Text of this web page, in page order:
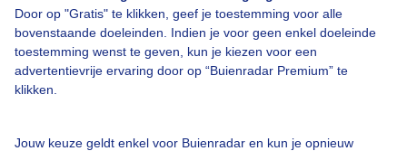
Door op "Gratis" te klikken, geef je toestemming voor alle
bovenstaande doeleinden. Indien je voor geen enkel doeleinde
toestemming wenst te geven, kun je kiezen voor een
advertentievrije ervaring door op “Buienradar Premium” te
klikken.
Jouw keuze geldt enkel voor Buienradar en kun je opnieuw
Contact
Toegankelijkheid
Gebruikersvoorwaarden